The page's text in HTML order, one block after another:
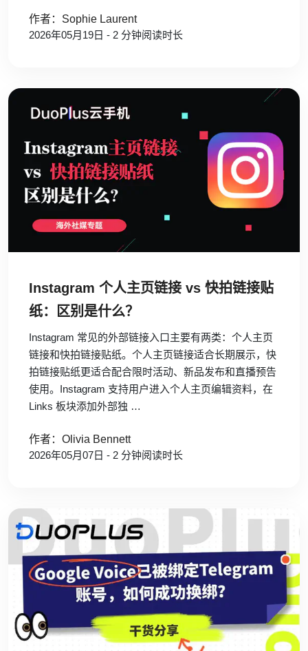
作者：Sophie Laurent
2026年05月19日 - 2 分钟阅读时长
Instagram 个人主页链接 vs 快拍链接贴
纸：区别是什么？
Instagram 常见的外部链接入口主要有两类：个人主页
链接和快拍链接贴纸。个人主页链接适合长期展示，快
拍链接贴纸更适合配合限时活动、新品发布和直播预告
使用。Instagram 支持用户进入个人主页编辑资料，在
Links 板块添加外部独 …
作者：Olivia Bennett
2026年05月07日 - 2 分钟阅读时长